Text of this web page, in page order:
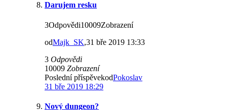
Darujem resku
3Odpovědi10009Zobrazení
odMajk_SK,31 bře 2019 13:33
3 Odpovědi
10009 Zobrazení
Poslední příspěvekodPokoslav
31 bře 2019 18:29
Nový dungeon?